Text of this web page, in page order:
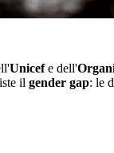
Unicefe dell'
il gender gap: le